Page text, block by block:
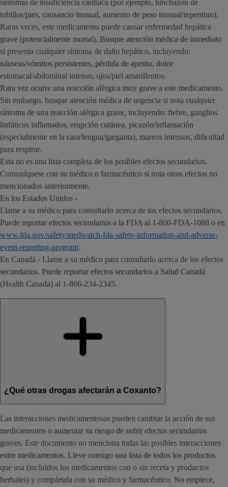
síntomas de insuficiencia cardíaca (por ejemplo, hinchazón de
tobillos/pies, cansancio inusual, aumento de peso inusual/repentino).
Raras veces, este medicamento puede causar enfermedad hepática
grave (potencialmente mortal). Busque atención médica de inmediato
si presenta cualquier síntoma de daño hepático, incluyendo:
náuseas/vómitos persistentes, pérdida de apetito, dolor
estomacal/abdominal intenso, ojos/piel amarillentos.
Rara vez ocurre una reacción alérgica muy grave a este medicamento.
Sin embargo, busque atención médica de urgencia si nota cualquier
síntoma de una reacción alérgica grave, incluyendo: fiebre, ganglios
linfáticos inflamados, erupción cutánea, picazón/inflamación
(especialmente en la cara/lengua/garganta), mareos intensos, dificultad
para respirar.
Esta no es una lista completa de los posibles efectos secundarios.
Comuníquese con su médico o farmacéutico si nota otros efectos no
mencionados anteriormente.
En los Estados Unidos -
Llame a su médico para consultarlo acerca de los efectos secundarios.
Puede reportar efectos secundarios a la FDA al 1-800-FDA-1088 o en
www.fda.gov/safety/medwatch-fda-safety-information-and-adverse-
event-reporting-program.
En Canadá - Llame a su médico para consultarlo acerca de los efectos
secundarios. Puede reportar efectos secundarios a Salud Canadá
(Health Canada) al 1-866-234-2345.
¿Qué otras drogas afectarán a Coxanto?
Las interacciones medicamentosas pueden cambiar la acción de sus
medicamentos o aumentar su riesgo de sufrir efectos secundarios
graves. Este documento no menciona todas las posibles interacciones
entre medicamentos. Lleve consigo una lista de todos los productos
que usa (incluidos los medicamentos con o sin receta y productos
herbales) y compártala con su médico y farmacéutico. No empiece,